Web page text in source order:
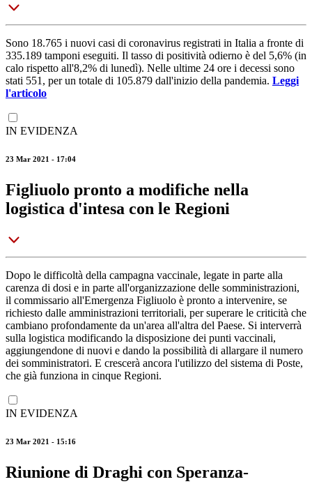
Sono 18.765 i nuovi casi di coronavirus registrati in Italia a fronte di
335.189 tamponi eseguiti. Il tasso di positività odierno è del 5,6% (in
calo rispetto all'8,2% di lunedì). Nelle ultime 24 ore i decessi sono
stati 551, per un totale di 105.879 dall'inizio della pandemia. Leggi
l'articolo
IN EVIDENZA
23 Mar 2021 - 17:04
Figliuolo pronto a modifiche nella
logistica d'intesa con le Regioni
Dopo le difficoltà della campagna vaccinale, legate in parte alla
carenza di dosi e in parte all'organizzazione delle somministrazioni,
il commissario all'Emergenza Figliuolo è pronto a intervenire, se
richiesto dalle amministrazioni territoriali, per superare le criticità che
cambiano profondamente da un'area all'altra del Paese. Si interverrà
sulla logistica modificando la disposizione dei punti vaccinali,
aggiungendone di nuovi e dando la possibilità di allargare il numero
dei somministratori. E crescerà ancora l'utilizzo del sistema di Poste,
che già funziona in cinque Regioni.
IN EVIDENZA
23 Mar 2021 - 15:16
Riunione di Draghi con Speranza-